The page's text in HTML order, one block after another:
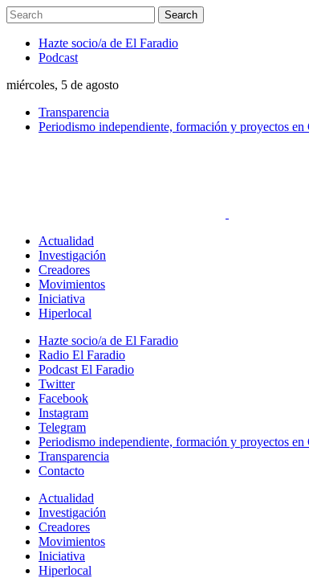
Hazte socio/a de El Faradio
Podcast
miércoles, 5 de agosto
Transparencia
Periodismo independiente, formación y proyectos en
Actualidad
Investigación
Creadores
Movimientos
Iniciativa
Hiperlocal
Hazte socio/a de El Faradio
Radio El Faradio
Podcast El Faradio
Twitter
Facebook
Instagram
Telegram
Periodismo independiente, formación y proyectos en
Transparencia
Contacto
Actualidad
Investigación
Creadores
Movimientos
Iniciativa
Hiperlocal